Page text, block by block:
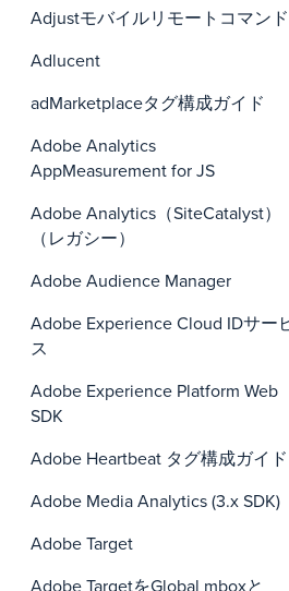
Adjustモバイルリモートコマンド
Adlucent
adMarketplaceタグ構成ガイド
Adobe Analytics
AppMeasurement for JS
Adobe Analytics（SiteCatalyst）
（レガシー）
Adobe Audience Manager
Adobe Experience Cloud IDサー
ス
Adobe Experience Platform Web
SDK
Adobe Heartbeat タグ構成ガイド
Adobe Media Analytics (3.x SDK)
Adobe Target
Adobe TargetをGlobal mboxと